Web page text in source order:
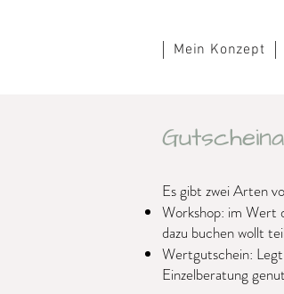
Mein Konzept
Es gibt zwei Arten
Workshop: im Wert
dazu buchen wollt
Wertgutschein:
Einzelberatung